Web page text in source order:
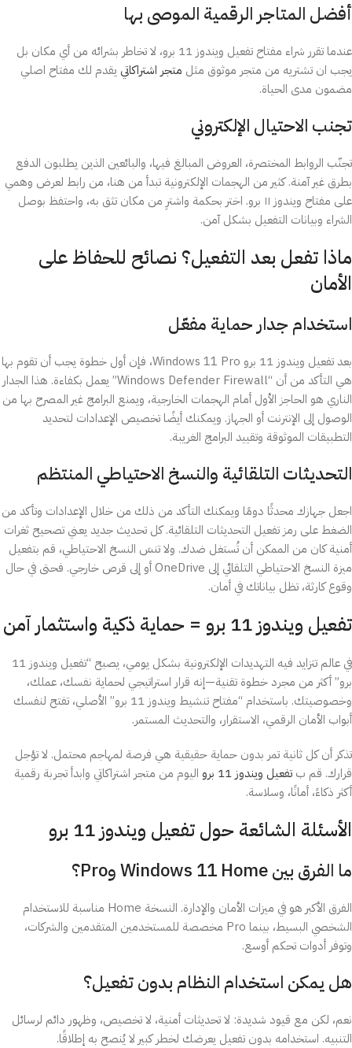
أفضل المتاجر الرقمية الموصى بها
عندما تقرر شراء مفتاح تفعيل ويندوز 11 برو، لا تخاطر بشرائه من أي مكان بل
يجب ان تشتريه من متجر موثوق مثل متجر اشتراكاتي يقدم لك مفتاح اصلي
مضمون مدى الحياة.
تجنب الاحتيال الإلكتروني
تجنّب الروابط المختصرة، العروض المبالغ فيها، والبائعين الذين يطلبون الدفع
بطرق غير آمنة. كثير من الهجمات الإلكترونية تبدأ من هنا، من رابط لعرض وهمي
على مفتاح ويندوز ١١ برو. اختر بحكمة واشترِ من مكان تثق به، واحتفظ بوصل
الشراء وبيانات التفعيل بشكل آمن.
ماذا تفعل بعد التفعيل؟ نصائح للحفاظ على
الأمان
استخدام جدار حماية مفعّل
بعد تفعيل ويندوز 11 برو Windows 11 Pro، فإن أول خطوة يجب أن تقوم بها
هي التأكد من أن “Windows Defender Firewall” يعمل بكفاءة. هذا الجدار
الناري هو الحاجز الأول أمام الهجمات الخارجية، ويمنع البرامج غير المصرح بها من
الوصول إلى الإنترنت أو الجهاز. ويمكنك أيضًا تخصيص الإعدادات لتحديد
التطبيقات الموثوقة وتقييد البرامج الغريبة.
التحديثات التلقائية والنسخ الاحتياطي المنتظم
اجعل جهازك محدثًا دومًا ويمكنك التأكد من ذلك من خلال الإعدادات وتأكد من
الضغط على رمز تفعيل التحديثات التلقائية. كل تحديث جديد يعني تصحيح ثغرات
أمنية كان من الممكن أن تُستغل ضدك. ولا تنسَ النسخ الاحتياطي، قم بتفعيل
ميزة النسخ الاحتياطي التلقائي إلى OneDrive أو إلى قرص خارجي. فحتى في حال
وقوع كارثة، تظل بياناتك في أمان.
تفعيل ويندوز 11 برو = حماية ذكية واستثمار آمن
في عالم تتزايد فيه التهديدات الإلكترونية بشكل يومي، يصبح “تفعيل ويندوز 11
برو” أكثر من مجرد خطوة تقنية—إنه قرار استراتيجي لحماية نفسك، عملك،
وخصوصيتك. باستخدام “مفتاح تنشيط ويندوز 11 برو” الأصلي، تفتح لنفسك
أبواب الأمان الرقمي، الاستقرار، والتحديث المستمر.
تذكر أن كل ثانية تمر بدون حماية حقيقية هي فرصة لمهاجم محتمل. لا تؤجل
قرارك. قم ب تفعيل ويندوز 11 برو
اليوم من متجر اشتراكاتي وابدأ تجربة رقمية
أكثر ذكاءً، أمانًا، وسلاسة.
الأسئلة الشائعة حول تفعيل ويندوز 11 برو
ما الفرق بين Windows 11 Home وPro؟
الفرق الأكبر هو في ميزات الأمان والإدارة. النسخة Home مناسبة للاستخدام
الشخصي البسيط، بينما Pro مخصصة للمستخدمين المتقدمين والشركات،
وتوفر أدوات تحكم أوسع.
هل يمكن استخدام النظام بدون تفعيل؟
نعم، لكن مع قيود شديدة: لا تحديثات أمنية، لا تخصيص، وظهور دائم لرسائل
التنبيه. استخدامه بدون تفعيل يعرضك لخطر كبير لا يُنصح به إطلاقًا.